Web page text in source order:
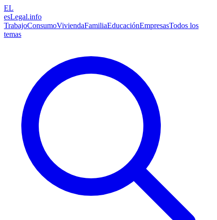
EL
esLegal.info
TrabajoConsumoViviendaFamiliaEducaciónEmpresasTodos los
temas